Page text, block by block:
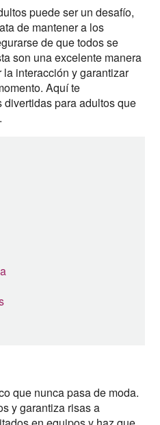
puede ser un desafío,
de mantener a los
de que todos se
son una excelente manera
interacción y garantizar
Aquí te
para adultos que
que nunca pasa de moda.
y garantiza risas a